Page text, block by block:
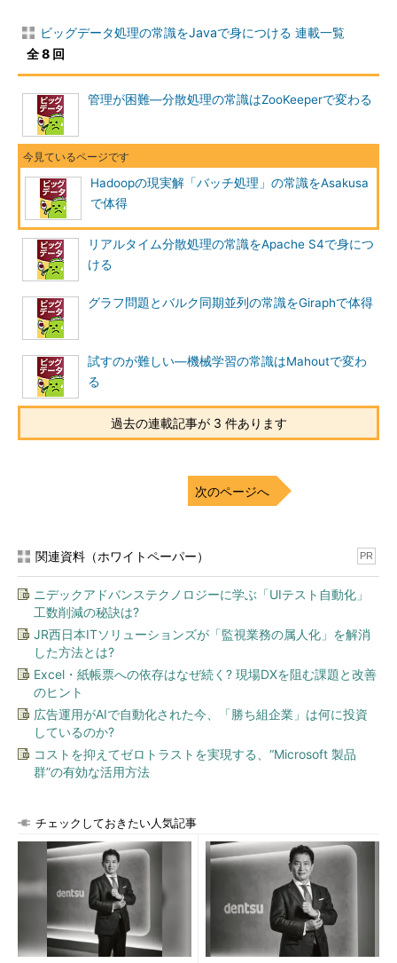
ビッグデータ処理の常識をJavaで身につける 連載一覧
全 8 回
管理が困難―分散処理の常識はZooKeeperで変わる
Hadoopの現実解「バッチ処理」の常識をAsakusa
で体得
リアルタイム分散処理の常識をApache S4で身につ
ける
グラフ問題とバルク同期並列の常識をGiraphで体得
試すのが難しい―機械学習の常識はMahoutで変わ
る
過去の連載記事が 3 件あります
次のページへ
関連資料（ホワイトペーパー） PR
ニデックアドバンステクノロジーに学ぶ「UIテスト自動化」
工数削減の秘訣は?
JR西日本ITソリューションズが「監視業務の属人化」を解消
した方法とは?
Excel・紙帳票への依存はなぜ続く? 現場DXを阻む課題と改善
のヒント
広告運用がAIで自動化された今、「勝ち組企業」は何に投資
しているのか?
コストを抑えてゼロトラストを実現する、“Microsoft 製品
群”の有効な活用方法
チェックしておきたい人気記事